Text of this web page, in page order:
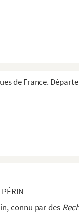
de France.
connu par des